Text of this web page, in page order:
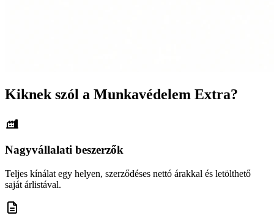
Kiknek szól a Munkavédelem Extra?
Nagyvállalati beszerzők
Teljes kínálat egy helyen, szerződéses nettó árakkal és letölthető
saját árlistával.